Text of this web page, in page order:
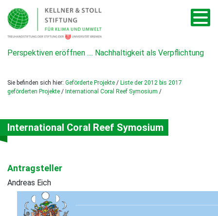
Perspektiven eröffnen .... Nachhaltigkeit als Verpflichtung
Sie befinden sich hier: Geförderte Projekte / Liste der 2012 bis 2017
geförderten Projekte / International Coral Reef Symosium /
International Coral Reef Symosium
Antragsteller
Andreas Eich